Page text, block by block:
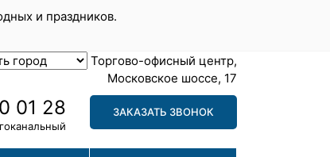
и праздников.
Торгово-офисный центр,
Московское шоссе, 17
01 28 ЗАКАЗАТЬ ЗВОНОК